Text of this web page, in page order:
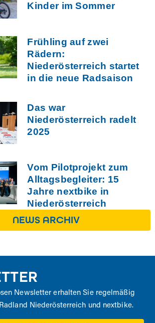
Kinder im Sommer
Frühling auf zwei
Rädern:
Niederösterreich startet
in die neue Radsaison
Das war
Niederösterreich radelt
2025
Vom Pilotprojekt zum
Alltagsbegleiter: 15
Jahre nextbike in
Niederösterreich
NEWS ARCHIV
Newsletter erhalten Sie regelmäßig
Niederösterreich und nextbike.